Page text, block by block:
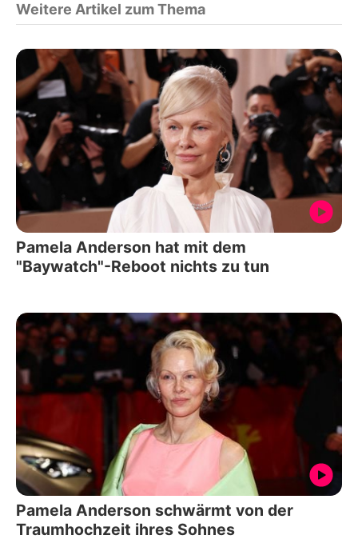
Weitere Artikel zum Thema
Pamela Anderson hat mit dem
"Baywatch"-Reboot nichts zu tun
Pamela Anderson schwärmt von der
Traumhochzeit ihres Sohnes